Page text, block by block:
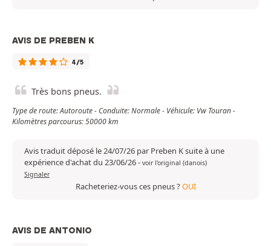
AVIS DE PREBEN K
4/5
Très bons pneus.
Type de route: Autoroute - Conduite: Normale - Véhicule: Vw Touran -
Kilomètres parcourus: 50000 km
Avis traduit déposé le 24/07/26 par Preben K suite à une
expérience d'achat du 23/06/26- voir l'original (danois)
Signaler
Racheteriez-vous ces pneus ?OUI
AVIS DE ANTONIO